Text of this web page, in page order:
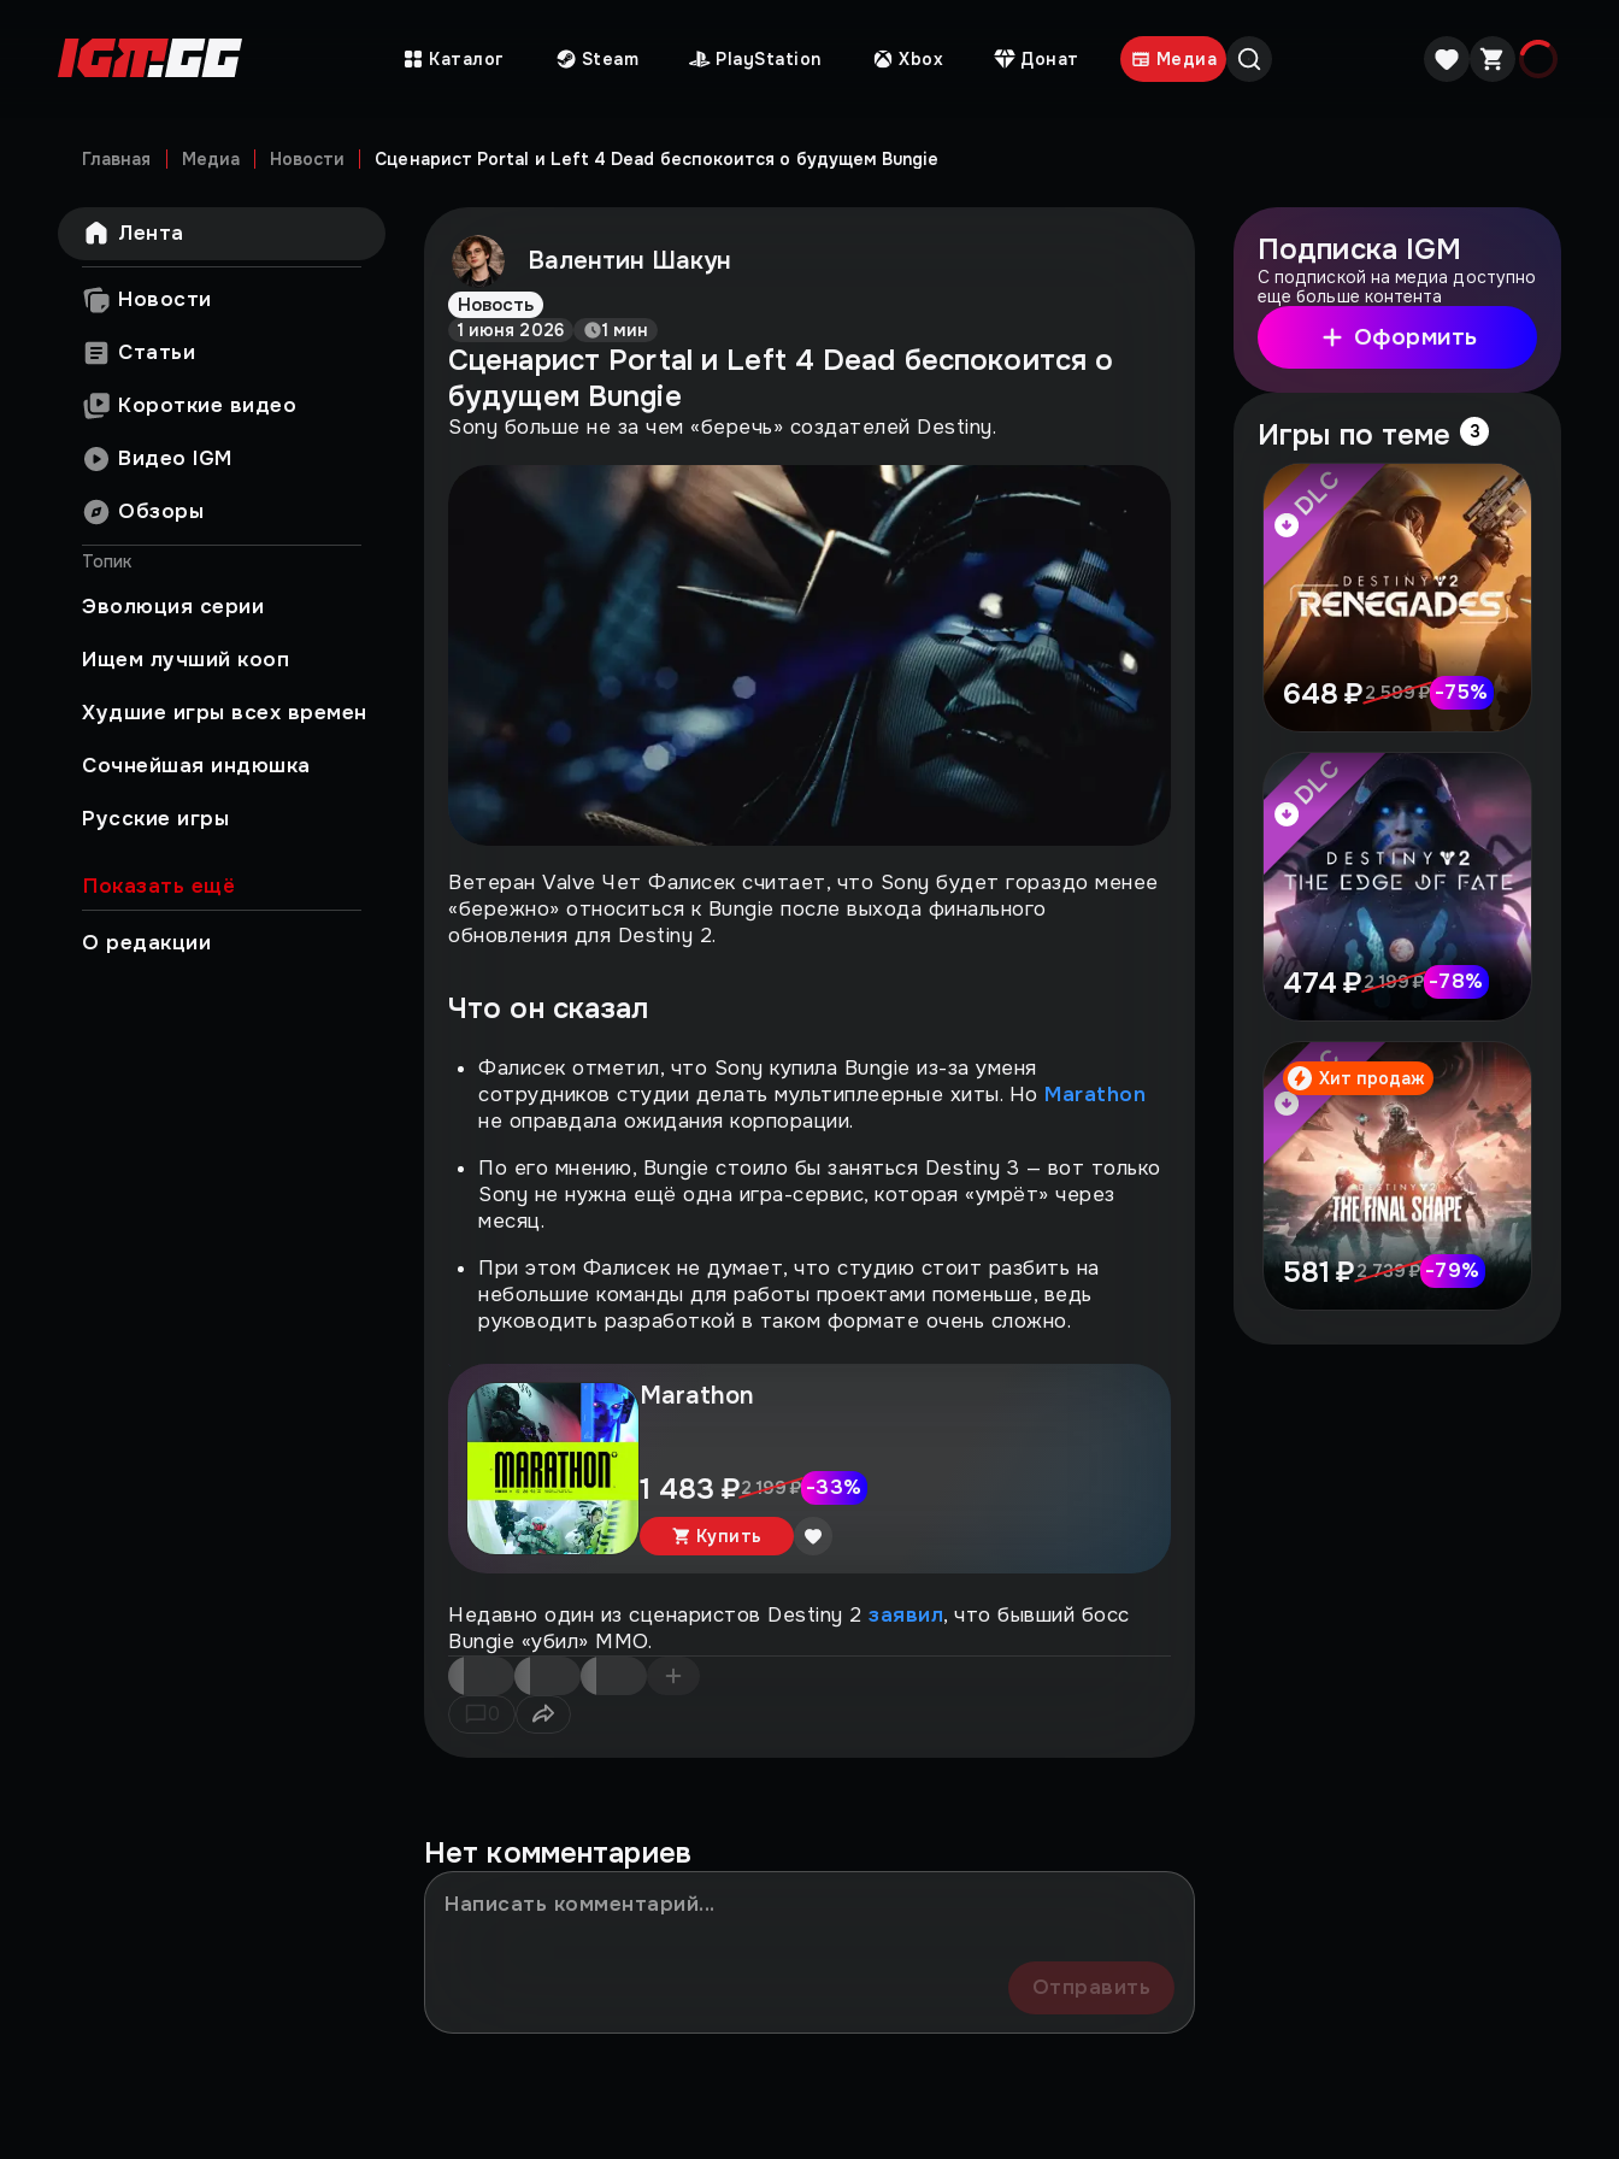
Каталог Steam PlayStation Xbox Донат Медиа
Главная Медиа Новости Сценарист Portal и Left 4 Dead беспокоится о будущем Bungie
Лента
Новости
Статьи
Короткие видео
Видео IGM
Обзоры
Топик
Эволюция серии
Ищем лучший кооп
Худшие игры всех времен
Сочнейшая индюшка
Русские игры
Показать ещё
О редакции
Валентин Шакун
Новость
1 июня 2026 1 мин
Сценарист Portal и Left 4 Dead беспокоится о
будущем Bungie
Sony больше не за чем «беречь» создателей Destiny.
Ветеран Valve Чет Фалисек считает, что Sony будет гораздо менее
«бережно» относиться к Bungie после выхода финального
обновления для Destiny 2.
Что он сказал
Фалисек отметил, что Sony купила Bungie из-за уменя
сотрудников студии делать мультиплеерные хиты. Но Marathon
не оправдала ожидания корпорации.
По его мнению, Bungie стоило бы заняться Destiny 3 — вот только
Sony не нужна ещё одна игра-сервис, которая «умрёт» через
месяц.
При этом Фалисек не думает, что студию стоит разбить на
небольшие команды для работы проектами поменьше, ведь
руководить разработкой в таком формате очень сложно.
Marathon
1 483 ₽2 199 ₽ -33%
Купить
Недавно один из сценаристов Destiny 2 заявил, что бывший босс
Bungie «убил» MMO.
Нет комментариев
Отправить
Подписка IGM
С подпиской на медиа доступно
еще больше контента
Оформить
Игры по теме 3
DLC
648 ₽2 599 ₽ -75%
DLC
474 ₽2 199 ₽ -78%
DLCХит продаж
581 ₽2 739 ₽ -79%